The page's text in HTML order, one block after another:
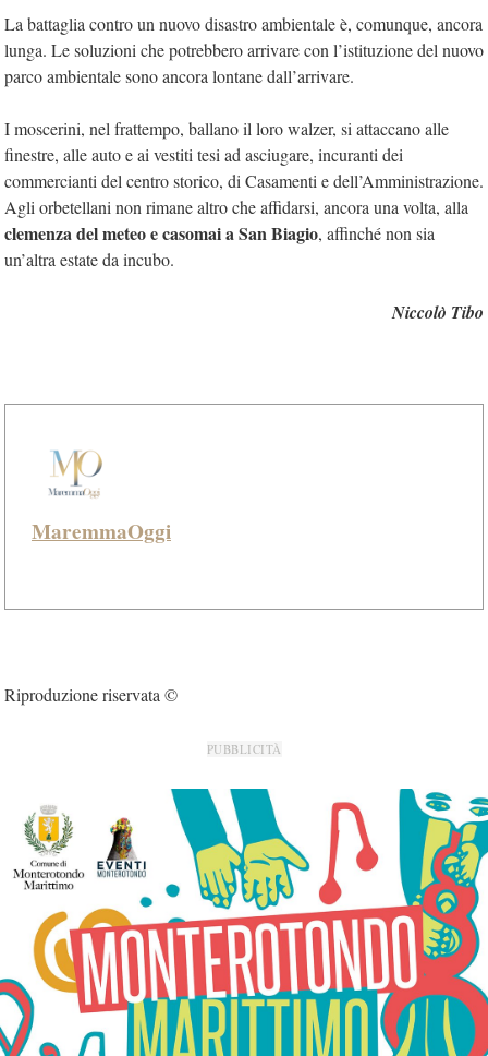
La battaglia contro un nuovo disastro ambientale è, comunque, ancora
lunga. Le soluzioni che potrebbero arrivare con l’istituzione del nuovo
parco ambientale sono ancora lontane dall’arrivare.
I moscerini, nel frattempo, ballano il loro walzer, si attaccano alle
finestre, alle auto e ai vestiti tesi ad asciugare, incuranti dei
commercianti del centro storico, di Casamenti e dell’Amministrazione.
Agli orbetellani non rimane altro che affidarsi, ancora una volta, alla
clemenza del meteo e casomai a San Biagio, affinché non sia
un’altra estate da incubo.
Niccolò Tibo
MaremmaOggi
Riproduzione riservata ©
PUBBLICITÀ